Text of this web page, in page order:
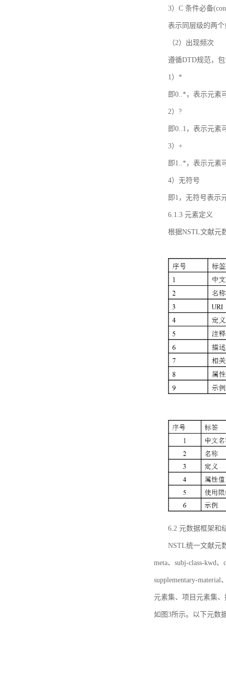
3）C 条件必备
表示同层级的两
（2）出现频次
遵循DTD规范，
1）*
即0..*，表示元素
2）?
即0..1，表示元素
3）+
即1..*，表示元素
4）无符号
即1，无符号表示
6.1.3 元素定义
根据NSTL文献元
6.2 元数据框架和
NSTL统一文献元
meta、subj-class-kwd
supplementary-
元素集、项目元素集
如图3所示。以下元数